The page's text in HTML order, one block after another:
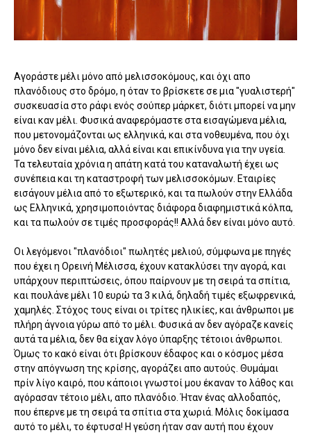
Αγοράστε μέλι μόνο από μελισσοκόμους, και όχι απο
πλανόδιους στο δρόμο, η όταν το βρίσκετε σε μια "γυαλιστερή"
συσκευασία στο ράφι ενός σούπερ μάρκετ, διότι μπορεί να μην
είναι καν μέλι. Φυσικά αναφερόμαστε στα εισαγώμενα μέλια,
που μετονομάζονται ως ελληνικά, και στα νοθευμένα, που όχι
μόνο δεν είναι μέλια, αλλά είναι και επικίνδυνα για την υγεία.
Τα τελευταία χρόνια η απάτη κατά του καταναλωτή έχει ως
συνέπεια και τη καταστροφή των μελισσοκόμων. Εταιρίες
εισάγουν μέλια από το εξωτερικό, και τα πωλούν στην Ελλάδα
ως Ελληνικά, χρησιμοποιόντας διάφορα διαφημιστικά κόλπα,
και τα πωλούν σε τιμές προσφοράς!! Αλλά δεν είναι μόνο αυτό.
Οι λεγόμενοι "πλανόδιοι" πωλητές μελιού, σύμφωνα με πηγές
που έχει η Ορεινή Μέλισσα, έχουν κατακλύσει την αγορά, και
υπάρχουν περιπτώσεις, όπου παίρνουν με τη σειρά τα σπίτια,
και πουλάνε μέλι 10 ευρώ τα 3 κιλά, δηλαδή τιμές εξωφρενικά,
χαμηλές. Στόχος τους είναι οι τρίτες ηλικίες, και άνθρωποι με
πλήρη άγνοια γύρω από το μέλι. Φυσικά αν δεν αγόραζε κανείς
αυτά τα μέλια, δεν θα είχαν λόγο ύπαρξης τέτοιοι άνθρωποι.
Όμως το κακό είναι ότι βρίσκουν έδαφος και ο κόσμος μέσα
στην απόγνωση της κρίσης, αγοράζει απο αυτούς. Θυμάμαι
πρίν λίγο καιρό, που κάποιοι γνωστοί μου έκαναν το λάθος και
αγόρασαν τέτοιο μέλι, απο πλανόδιο. Ήταν ένας αλλοδαπός,
που έπερνε με τη σειρά τα σπίτια στα χωριά. Μόλις δοκίμασα
αυτό το μέλι, το έφτυσα! Η γεύση ήταν σαν αυτή που έχουν